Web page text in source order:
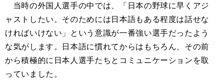
当時の外国人選手の中では、「日本の野球に早くアジ
ャストしたい。そのためには日本語もある程度は話せな
ければいけない」という意識が一番強い選手だったよう
な気がします。日本語に慣れてからはもちろん、その前
から積極的に日本人選手たちとコミュニケーションを取
っていました。